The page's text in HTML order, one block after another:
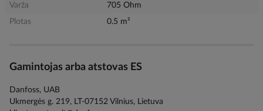
Varža
705 Ohm
Plotas
0.5 m²
Gamintojas arba atstovas ES
Danfoss, UAB
Ukmergės g. 219, LT-07152 Vilnius, Lietuva